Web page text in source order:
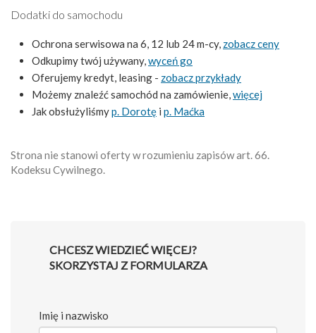
Dodatki do samochodu
Ochrona serwisowa na 6, 12 lub 24 m-cy, zobacz ceny
Odkupimy twój używany,wyceń go
Oferujemy kredyt, leasing - zobacz przykłady
Możemy znaleźć samochód na zamówienie,więcej
Jak obsłużyliśmyp. Dorotę i p. Maćka
Strona nie stanowi oferty w rozumieniu zapisów art. 66.
Kodeksu Cywilnego.
CHCESZ WIEDZIEĆ WIĘCEJ?
SKORZYSTAJ Z FORMULARZA
Imię i nazwisko